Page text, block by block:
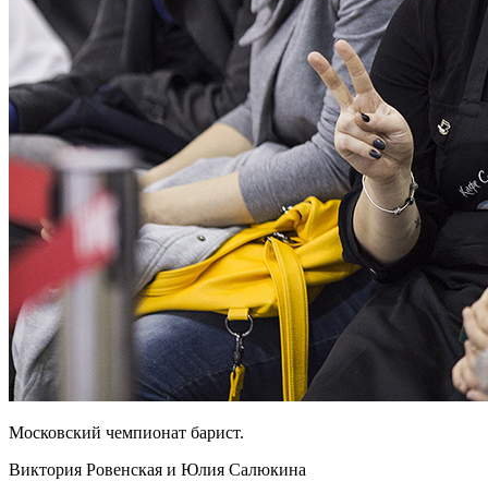
Московский чемпионат барист.
Виктория Ровенская и Юлия Салюкина